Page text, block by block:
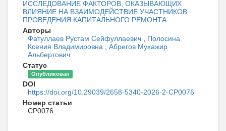
ИССЛЕДОВАНИЕ ФАКТОРОВ, ОКАЗЫВАЮЩИХ
ВЛИЯНИЕ НА ВЗАИМОДЕЙСТВИЕ УЧАСТНИКОВ
ПРОВЕДЕНИЯ КАПИТАЛЬНОГО РЕМОНТА
Авторы
Фатуллаев Рустам Сейфуллаевич
Полосина
Ксения Владимировна
Абрегов Мухажир
Альбертович
Статус
Опубликован
DOI
https://doi.org/10.29039/2658-5340-2026-2-CP0076
Номер статьи
CP0076